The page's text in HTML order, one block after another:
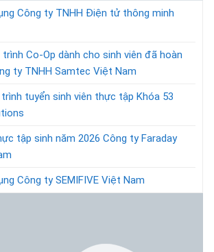
Công ty TNHH Điện tử thông minh
Co-Op dành cho sinh viên đã hoàn
ty TNHH Samtec Việt Nam
tuyển sinh viên thực tập Khóa 53
tập sinh năm 2026 Công ty Faraday
Công ty SEMIFIVE Việt Nam